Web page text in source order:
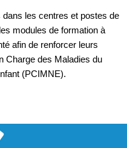
les centres et postes de
modules de formation à
afin de renforcer leurs
Charge des Maladies du
(PCIMNE).